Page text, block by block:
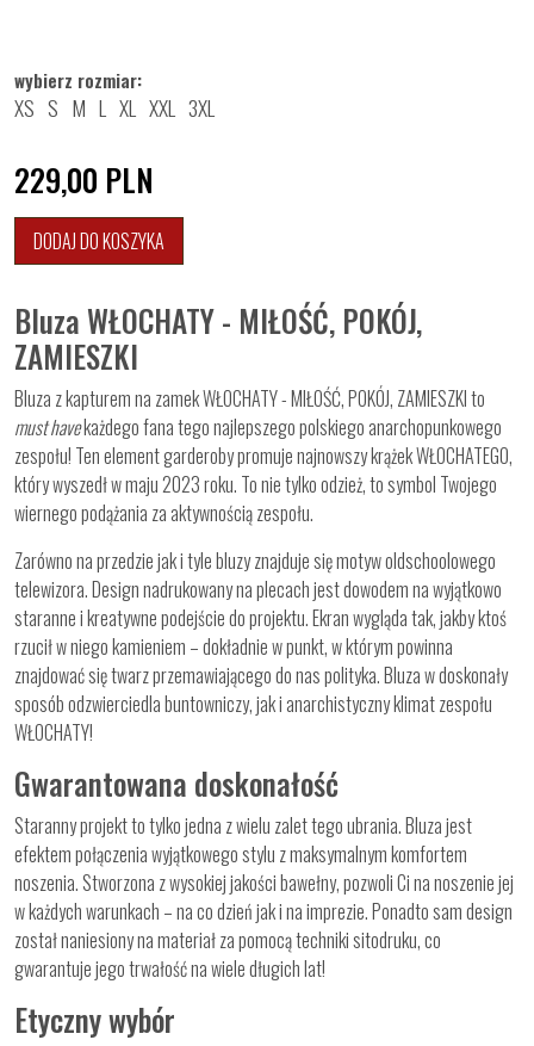
wybierz rozmiar:
XS S M L XL XXL 3XL
229,00 PLN
DODAJ DO KOSZYKA
Bluza WŁOCHATY - MIŁOŚĆ, POKÓJ,
ZAMIESZKI
Bluza z kapturem na zamek WŁOCHATY - MIŁOŚĆ, POKÓJ, ZAMIESZKI to
must havekażdego fana tego najlepszego polskiego anarchopunkowego
zespołu! Ten element garderoby promuje najnowszy krążek WŁOCHATEGO,
który wyszedł w maju 2023 roku. To nie tylko odzież, to symbol Twojego
wiernego podążania za aktywnością zespołu.
Zarówno na przedzie jak i tyle bluzy znajduje się motyw oldschoolowego
telewizora. Design nadrukowany na plecach jest dowodem na wyjątkowo
staranne i kreatywne podejście do projektu. Ekran wygląda tak, jakby ktoś
rzucił w niego kamieniem – dokładnie w punkt, w którym powinna
znajdować się twarz przemawiającego do nas polityka. Bluza w doskonały
sposób odzwierciedla buntowniczy, jak i anarchistyczny klimat zespołu
WŁOCHATY!
Gwarantowana doskonałość
Staranny projekt to tylko jedna z wielu zalet tego ubrania. Bluza jest
efektem połączenia wyjątkowego stylu z maksymalnym komfortem
noszenia. Stworzona z wysokiej jakości bawełny, pozwoli Ci na noszenie jej
w każdych warunkach – na co dzień jak i na imprezie. Ponadto sam design
został naniesiony na materiał za pomocą techniki sitodruku, co
gwarantuje jego trwałość na wiele długich lat!
Etyczny wybór